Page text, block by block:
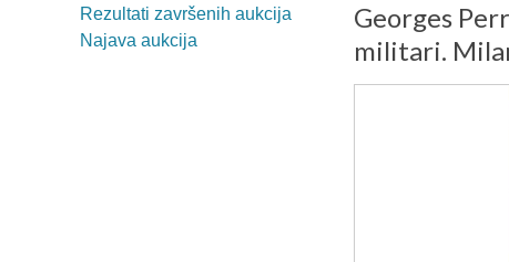
Rezultati završenih aukcija
Najava aukcija
Georges
militari.